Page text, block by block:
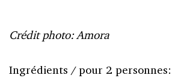
Crédit photo: Amora
Ingrédients / pour 2 personnes: